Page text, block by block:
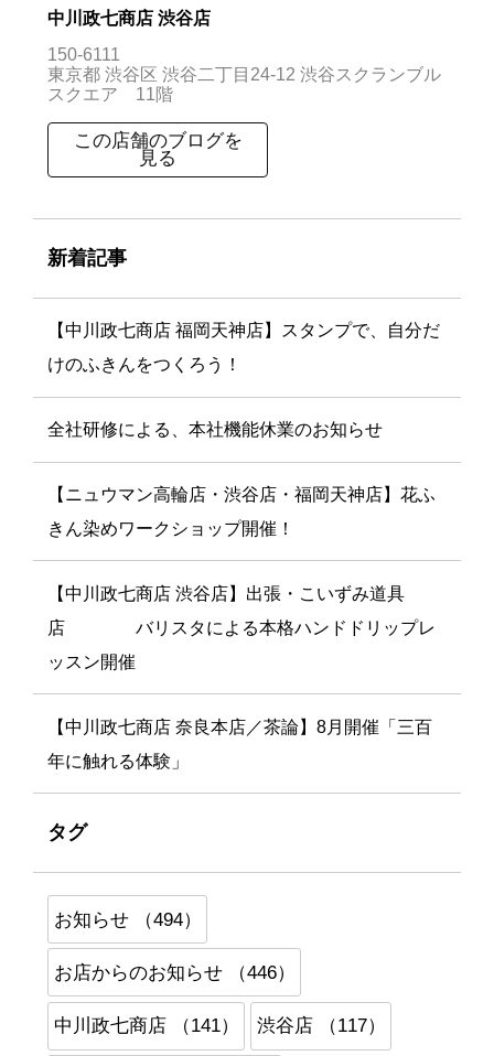
中川政七商店 渋谷店
150-6111
東京都 渋谷区 渋谷二丁目24-12 渋谷スクランブル
スクエア 11階
この店舗のブログを
見る
新着記事
【中川政七商店 福岡天神店】スタンプで、自分だ
けのふきんをつくろう！
全社研修による、本社機能休業のお知らせ
【ニュウマン高輪店・渋谷店・福岡天神店】花ふ
きん染めワークショップ開催！
【中川政七商店 渋谷店】出張・こいずみ道具
店 バリスタによる本格ハンドドリップレ
ッスン開催
【中川政七商店 奈良本店／茶論】8月開催「三百
年に触れる体験」
タグ
お知らせ （494）
お店からのお知らせ （446）
中川政七商店 （141） 渋谷店 （117）